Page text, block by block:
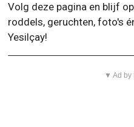
Volg deze pagina en blijf
roddels, geruchten, foto's
Yesilçay!
▼ Ad by